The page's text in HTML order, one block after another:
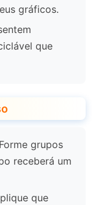
gráficos.
que
grupos
receberá um
que